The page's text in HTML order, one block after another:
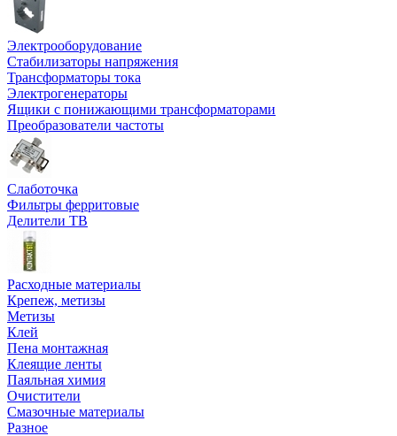
Электрооборудование
Стабилизаторы напряжения
Трансформаторы тока
Электрогенераторы
Ящики с понижающими трансформаторами
Преобразователи частоты
Слаботочка
Фильтры ферритовые
Делители ТВ
Расходные материалы
Крепеж, метизы
Метизы
Клей
Пена монтажная
Клеящие ленты
Паяльная химия
Очистители
Смазочные материалы
Разное